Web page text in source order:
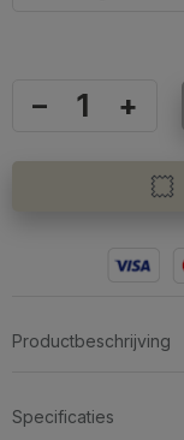
– +
Productbeschrijving
Specificaties